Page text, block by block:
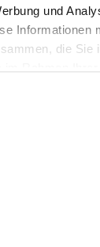
und
Informationen
die Sie
05